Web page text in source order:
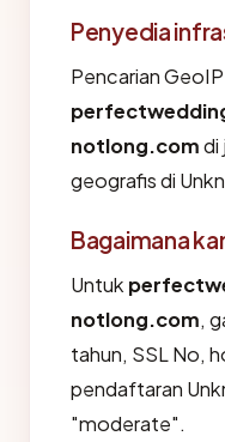
Penyedia
Pencarian
notlong.comdi
geografis di
Bagaimana
Untuk
notlong.com,
tahun, SSL No,
pendaftaran
"moderate".